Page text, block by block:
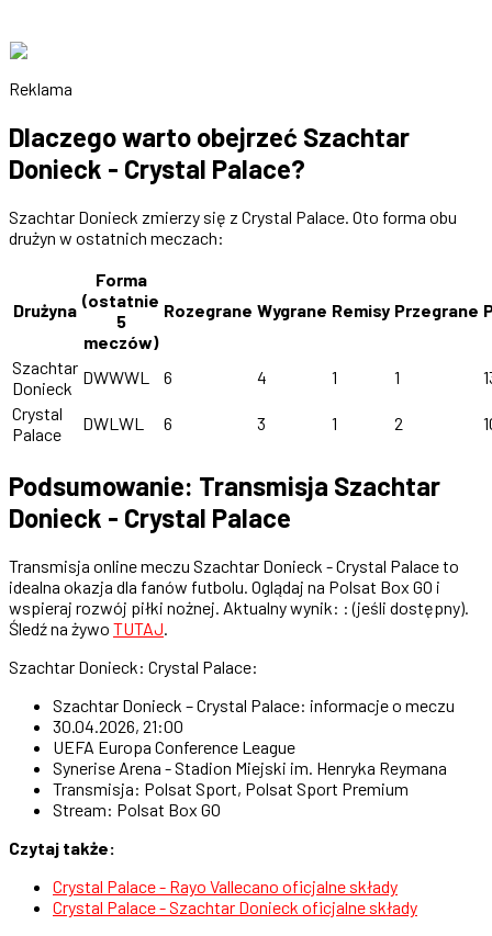
Reklama
Dlaczego warto obejrzeć Szachtar
Donieck - Crystal Palace?
Szachtar Donieck zmierzy się z Crystal Palace. Oto forma obu
drużyn w ostatnich meczach:
Drużyna
Forma
(ostatnie
5
meczów)
Rozegrane Wygrane Remisy Przegrane
Szachtar
Donieck
DWWWL 6 4 1 1
Crystal
Palace
DWLWL 6 3 1 2
Podsumowanie: Transmisja Szachtar
Donieck - Crystal Palace
Transmisja online meczu Szachtar Donieck - Crystal Palace to
idealna okazja dla fanów futbolu. Oglądaj na Polsat Box GO i
wspieraj rozwój piłki nożnej. Aktualny wynik: : (jeśli dostępny).
Śledź na żywo TUTAJ
Szachtar Donieck: Crystal Palace:
Szachtar Donieck – Crystal Palace: informacje o meczu
30.04.2026, 21:00
UEFA Europa Conference League
Synerise Arena - Stadion Miejski im. Henryka Reymana
Transmisja: Polsat Sport, Polsat Sport Premium
Stream: Polsat Box GO
Czytaj także:
Crystal Palace - Rayo Vallecano oficjalne składy
Crystal Palace - Szachtar Donieck oficjalne składy